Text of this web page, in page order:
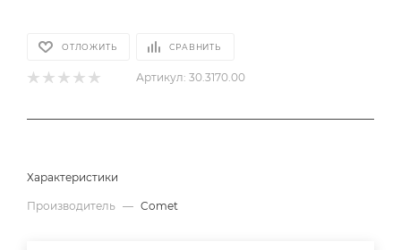
ОТЛОЖИТЬ СРАВНИТЬ
Артикул: 30.3170.00
Характеристики
Производитель — Comet